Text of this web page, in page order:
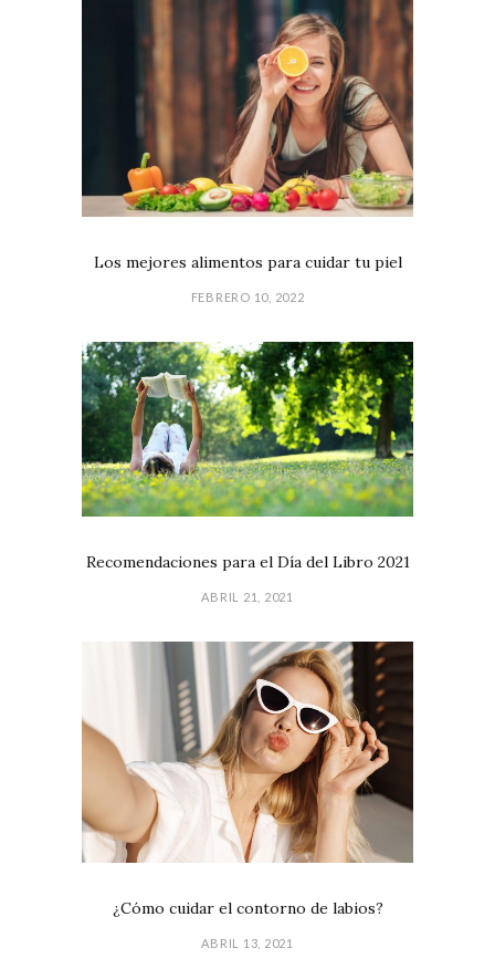
Los mejores alimentos para cuidar tu piel
FEBRERO 10, 2022
Recomendaciones para el Día del Libro 2021
ABRIL 21, 2021
¿Cómo cuidar el contorno de labios?
ABRIL 13, 2021